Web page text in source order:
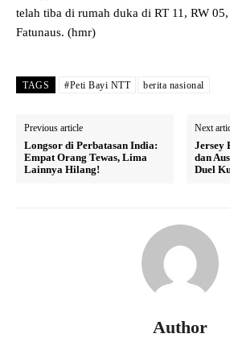
telah tiba di rumah duka di RT 11, RW
Fatunaus. (hmr)
TAGS #Peti Bayi NTT berita nasional
Previous article
Longsor di Perbatasan India:
Empat Orang Tewas, Lima
Lainnya Hilang!
Next
Jersey
dan
Duel
Author